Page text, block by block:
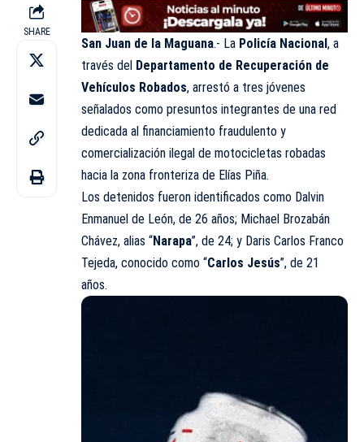
SHARE
San Juan de la Maguana.- La Policía Nacional, a
través del Departamento de Recuperación de
Vehículos Robados, arrestó a tres jóvenes
señalados como presuntos integrantes de una red
dedicada al financiamiento fraudulento y
comercialización ilegal de motocicletas robadas
hacia la zona fronteriza de Elías Piña.
Los detenidos fueron identificados como Dalvin
Enmanuel de León, de 26 años; Michael Brozabán
Chávez, alias “Narapa”, de 24; y Daris Carlos Franco
Tejeda, conocido como “Carlos Jesús”, de 21
años.